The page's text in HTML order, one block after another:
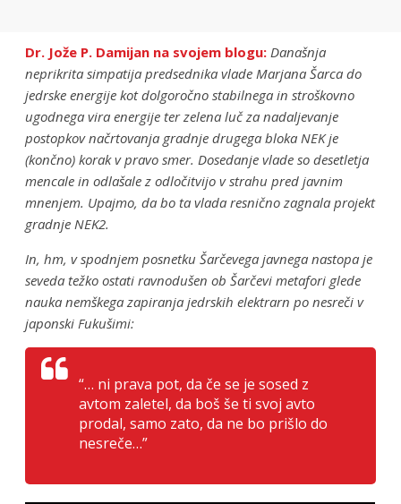
Dr. Jože P. Damijan na svojem blogu: Današnja
neprikrita simpatija predsednika vlade Marjana Šarca do
jedrske energije kot dolgoročno stabilnega in stroškovno
ugodnega vira energije ter zelena luč za nadaljevanje
postopkov načrtovanja gradnje drugega bloka NEK je
(končno) korak v pravo smer. Dosedanje vlade so desetletja
mencale in odlašale z odločitvijo v strahu pred javnim
mnenjem. Upajmo, da bo ta vlada resnično zagnala projekt
gradnje NEK2.
In, hm, v spodnjem posnetku Šarčevega javnega nastopa je
seveda težko ostati ravnodušen ob Šarčevi metafori glede
nauka nemškega zapiranja jedrskih elektrarn po nesreči v
japonski Fukušimi:
“… ni prava pot, da če se je sosed z
avtom zaletel, da boš še ti svoj avto
prodal, samo zato, da ne bo prišlo do
nesreče…”